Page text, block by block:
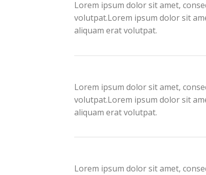
Lorem ipsum dolor sit amet,
volutpat.Lorem ipsum dolor sit
aliquam erat volutpat.
Lorem ipsum dolor sit amet,
volutpat.Lorem ipsum dolor sit
aliquam erat volutpat.
Lorem ipsum dolor sit amet,